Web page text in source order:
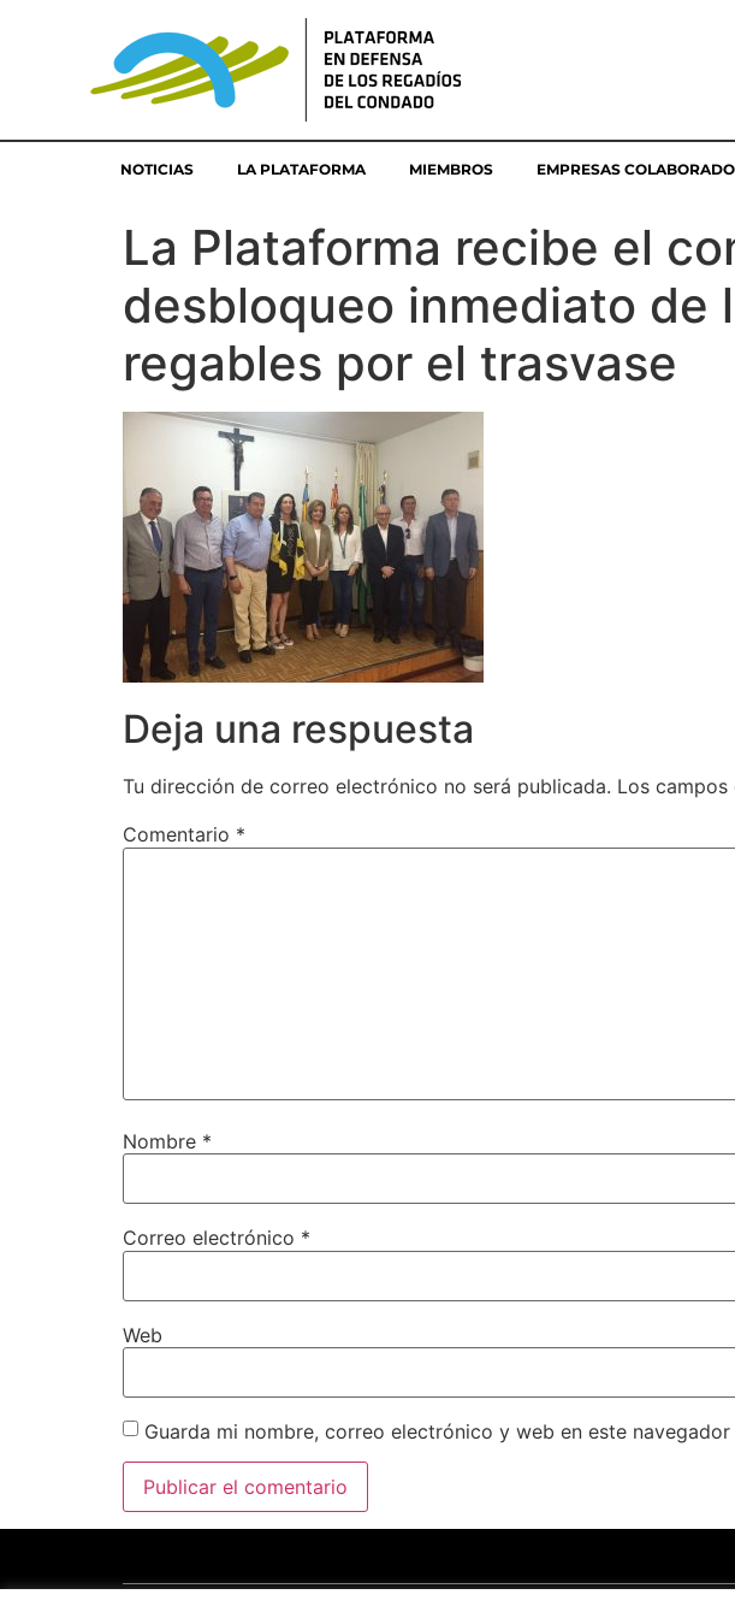
NOTICIAS LA PLATAFORMA MIEMBROS EMPRESAS
La Plataforma recibe el
desbloqueo inmediato de
regables por el trasvase
Deja una respuesta
Tu dirección de correo electrónico no será publicada. Los
Comentario *
Nombre *
Correo electrónico *
Web
Guarda mi nombre, correo electrónico y web en este